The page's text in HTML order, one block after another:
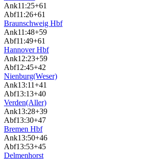
Ank11:25+61
Abf11:26+61
Braunschweig Hbf
Ank11:48+59
Abf11:49+61
Hannover Hbf
Ank12:23+59
Abf12:45+42
Nienburg(Weser)
Ank13:11+41
Abf13:13+40
Verden(Aller)
Ank13:28+39
Abf13:30+47
Bremen Hbf
Ank13:50+46
Abf13:53+45
Delmenhorst